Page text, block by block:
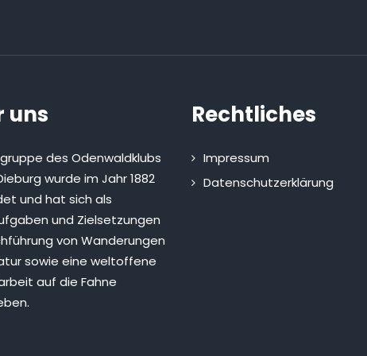
uns
des Odenwaldklubs
wurde im Jahr 1882
und hat sich als
und Zielsetzungen
von Wanderungen
sowie eine weltoffene
auf die Fahne
Rechtliches
Impressum
Datenschutzerklärung